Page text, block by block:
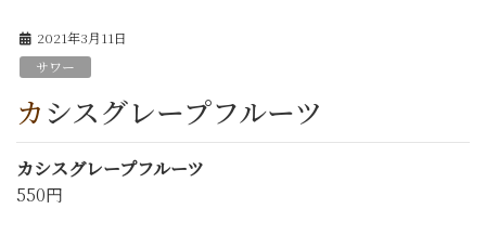
2021年3月11日
サワー
カシスグレープフルーツ
カシスグレープフルーツ
550円